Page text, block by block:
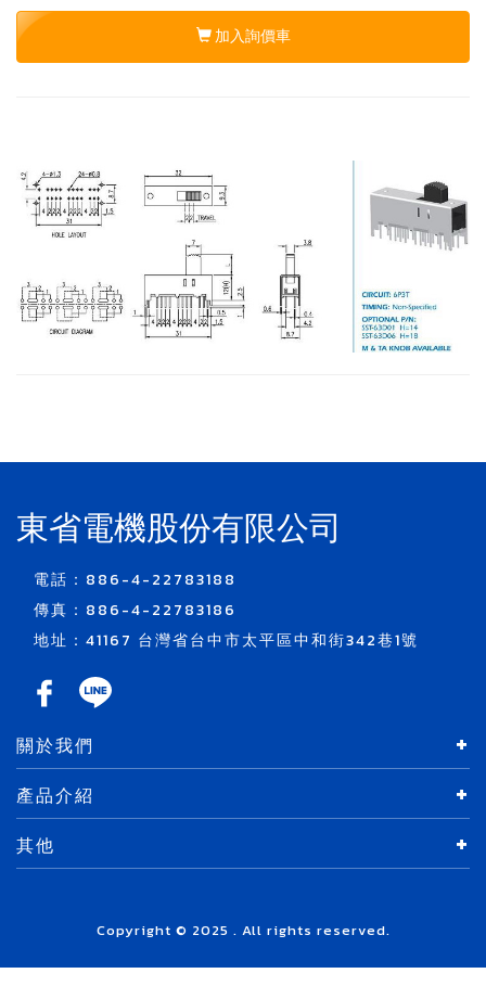
加入詢價車
東省電機股份有限公司
電話：886-4-22783188
傳真：886-4-22783186
地址：41167 台灣省台中市太平區中和街342巷1號
關於我們
產品介紹
其他
Copyright © 2025 . All rights reserved.